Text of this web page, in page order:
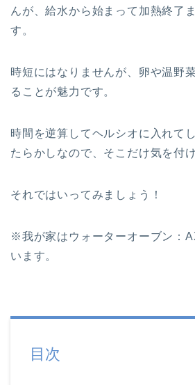
んが、給水から始まって加熱終了
す。
時短にはなりませんが、卵や温野
ることが魅力です。
時間を逆算してヘルシオに入れて
たらかしなので、そこだけ気を付
それではいってみましょう！
※我が家はウォーターオーブン：
います。
目次